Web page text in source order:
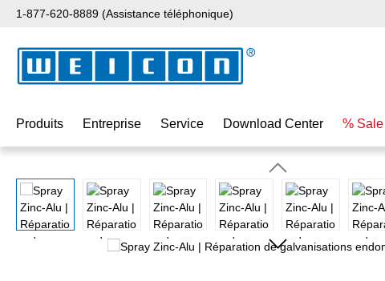
au contenu principal
Passer à la recherche
Passer à la navigation principale
1-877-620-8889 (Assistance téléphonique)
Produits Entreprise Service Download Center % Sale
Ignorer la galerie d'images